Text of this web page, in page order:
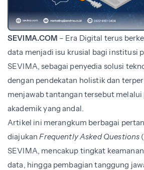
SEVIMA.COM – Era Digital terus
data menjadi isu krusial bagi institusi
SEVIMA, sebagai penyedia solusi
dengan pendekatan holistik dan
menjawab tantangan tersebut melalui
akademik yang andal.
Artikel ini merangkum berbagai
diajukanFrequently Asked Questions
SEVIMA, mencakup tingkat
data, hingga pembagian tanggung